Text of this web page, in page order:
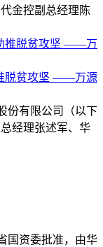
金控副总经理陈
脱贫攻坚 ——万源
份有限公司（以下
经理张述军、华
国资委批准，由华